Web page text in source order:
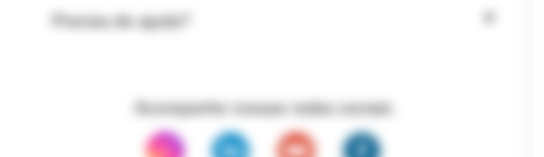
Precisa de ajuda?
Acompanhe nossas redes sociais